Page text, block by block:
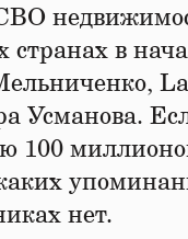
в
Усманова.
100
нет.